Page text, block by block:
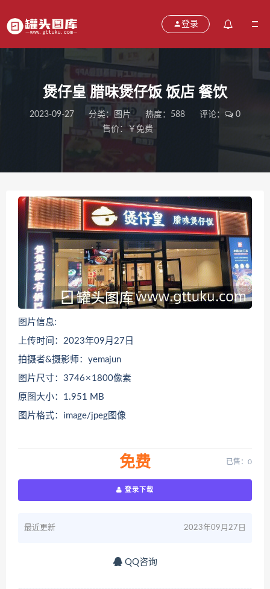
登录
煲仔皇 腊味煲仔饭 饭店 餐饮
2023-09-27 分类： 图片 热度：588 评论：
0
售价：￥免费
图片信息:
上传时间：2023年09月27日
拍摄者&摄影师：yemajun
图片尺寸：3746 × 1800像素
原图大小：1.951 MB
图片格式：image/jpeg图像
免费 已售：0
登录下载
最近更新 2023年09月27日
QQ咨询